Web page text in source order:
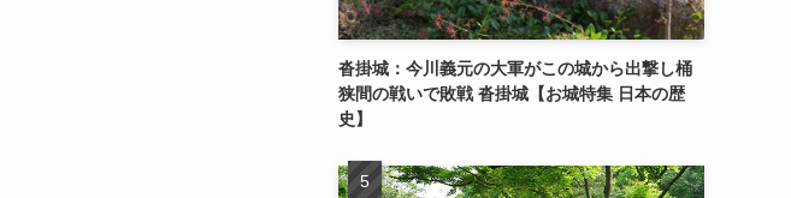
沓掛城：今川義元の大軍がこの城から出撃し桶
狭間の戦いで敗戦 沓掛城【お城特集 日本の歴
史】